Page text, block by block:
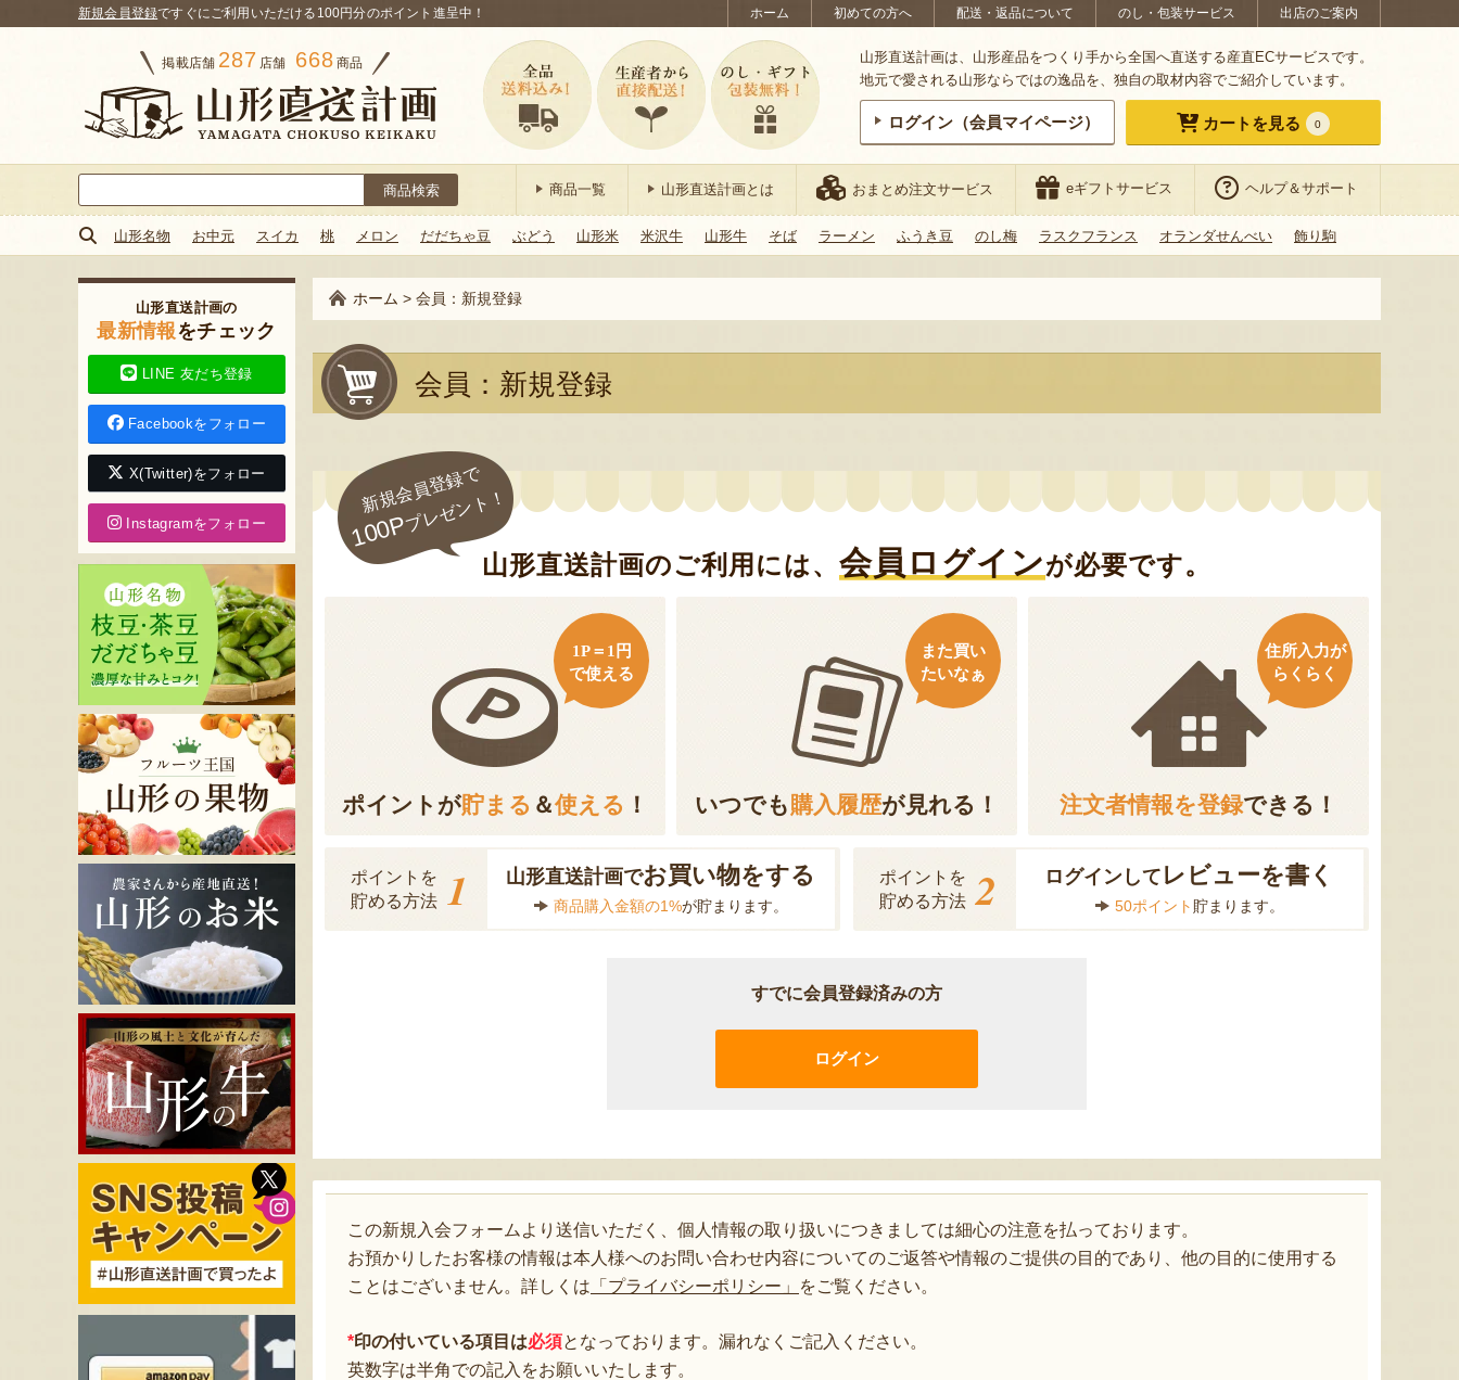
ホーム 初めての方へ 配送・返品について のし・包装サービス 出店のご案内
新規会員登録ですぐにご利用いただける100円分のポイント進呈中！
掲載店舗 287 店舗 668 商品
山形直送計画は、山形産品をつくり手から全国へ直送する産直ECサービスです。
地元で愛される山形ならではの逸品を、独自の取材内容でご紹介しています。
ログイン（会員マイページ） カートを見る 0
索:
商品一覧 山形直送計画とは おまとめ注文サービス eギフトサービス ヘルプ＆サポート
山形名物 お中元 スイカ 桃 メロン だだちゃ豆 ぶどう 山形米 米沢牛 山形牛 そば ラーメン ふうき豆 のし梅 ラスクフランス オランダせんべい 飾り駒
ホーム > 会員：新規登録
会員：新規登録
新規会員登録で
100Pプレゼント！
山形直送計画のご利用には、 会員ログインが必要です。
ポイントが貯まる ＆使える ！
1P＝1円
で使える
いつでも購入履歴が見れる！
また買い
たいなぁ
注文者情報を登録できる！
住所入力が
らくらく
ポイントを
貯める方法 1 山形直送計画でお買い物をする
商品購入金額の1%が貯まります。
ポイントを
貯める方法 2 ログインして レビューを書く
50ポイント 貯まります。
すでに会員登録済みの方
ログイン
この新規入会フォームより送信いただく、個人情報の取り扱いにつきましては細心の注意を払っております。
お預かりしたお客様の情報は本人様へのお問い合わせ内容についてのご返答や情報のご提供の目的であり、他の目的に使用する
ことはございません。詳しくは 「プライバシーポリシー」 をご覧ください。
*印の付いている項目は必須となっております。漏れなくご記入ください。
英数字は半角での記入をお願いいたします。
山形直送計画の
最新情報をチェック
LINE 友だち登録
Facebookをフォロー
X(Twitter)をフォロー
Instagramをフォロー